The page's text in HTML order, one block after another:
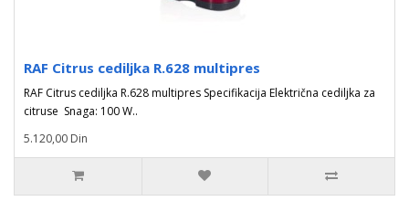
RAF Citrus cediljka R.628 multipres
RAF Citrus cediljka R.628 multipres Specifikacija Električna cediljka za
citruse Snaga: 100 W..
5.120,00 Din